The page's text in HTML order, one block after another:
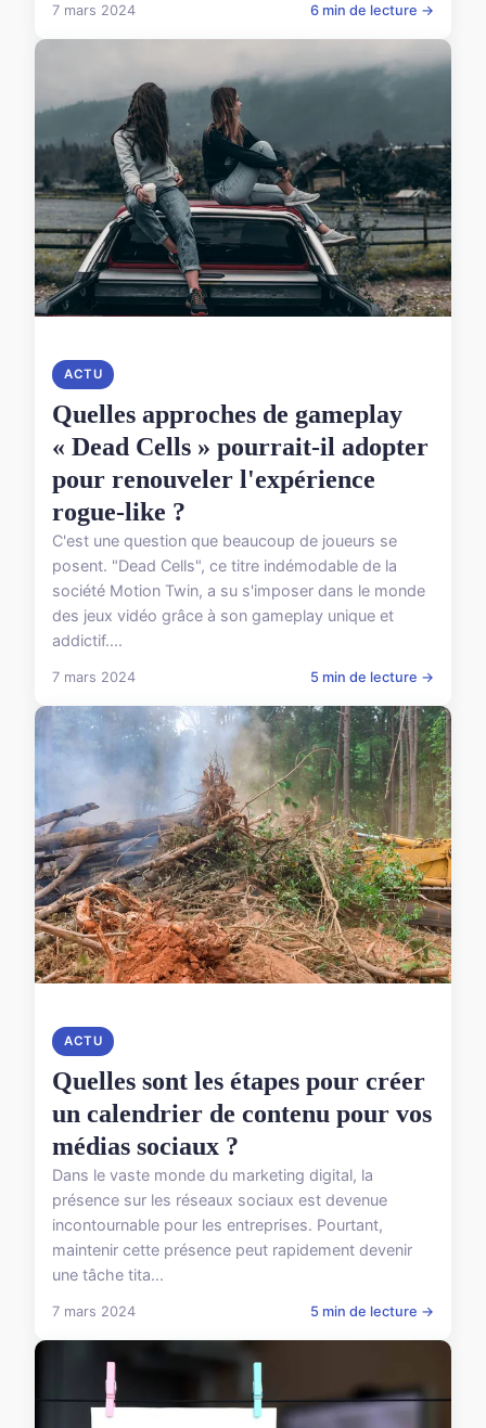
7 mars 2024 6 min de lecture →
ACTU
Quelles approches de gameplay
« Dead Cells » pourrait-il adopter
pour renouveler l'expérience
rogue-like ?
C'est une question que beaucoup de joueurs se
posent. "Dead Cells", ce titre indémodable de la
société Motion Twin, a su s'imposer dans le monde
des jeux vidéo grâce à son gameplay unique et
addictif....
7 mars 2024 5 min de lecture →
ACTU
Quelles sont les étapes pour créer
un calendrier de contenu pour vos
médias sociaux ?
Dans le vaste monde du marketing digital, la
présence sur les réseaux sociaux est devenue
incontournable pour les entreprises. Pourtant,
maintenir cette présence peut rapidement devenir
une tâche tita...
7 mars 2024 5 min de lecture →